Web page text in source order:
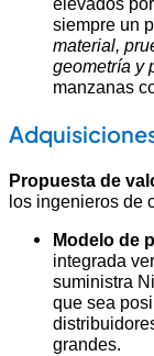
siempre un
material,
geometría y
manzanas
Propuesta de
los ingenieros de
Modelo de
integrada
suministra
que sea
grandes.